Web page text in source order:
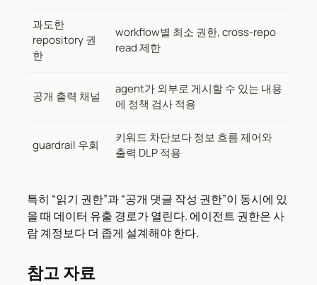
과도한
repository 권
한
workflow별 최소 권한, cross-repo
read 제한
공개 출력 채널
agent가 외부로 게시할 수 있는 내용
에 정책 검사 적용
guardrail 우회
키워드 차단보다 정보 흐름 제어와
출력 DLP 적용
특히 “읽기 권한”과 “공개 댓글 작성 권한”이 동시에 있
을 때 데이터 유출 경로가 열린다. 에이전트 권한은 사
람 계정보다 더 좁게 설계해야 한다.
참고 자료